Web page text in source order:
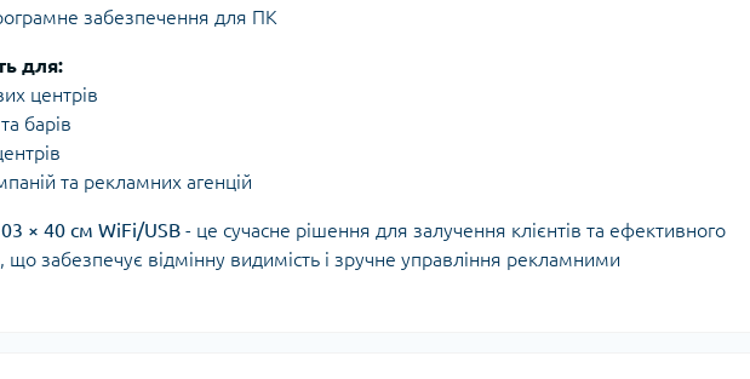
забезпечення для ПК
для:
центрів
барів
та рекламних агенцій
× 40 см WiFi/USB - це сучасне рішення для залучення клієнтів та ефективного
що забезпечує відмінну видимість і зручне управління рекламними